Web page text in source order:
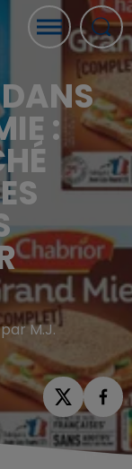
DANS
:
M.J.